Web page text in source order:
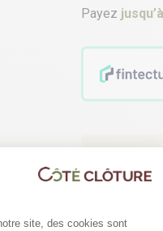
Payez
Vous
site, des cookies sont